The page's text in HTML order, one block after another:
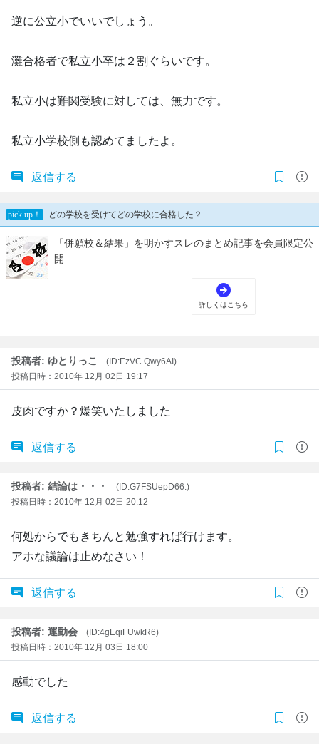
逆に公立小でいいでしょう。
灘合格者で私立小卒は２割ぐらいです。
私立小は難関受験に対しては、無力です。
私立小学校側も認めてましたよ。
返信する
投稿者: ゆとりっこ
(ID:EzVC.Qwy6AI)
投稿日時：2010年 12月 02日 19:17
皮肉ですか？爆笑いたしました
返信する
投稿者: 結論は・・・
(ID:G7FSUepD66.)
投稿日時：2010年 12月 02日 20:12
何処からでもきちんと勉強すれば行けます。
アホな議論は止めなさい！
返信する
投稿者: 運動会
(ID:4gEqiFUwkR6)
投稿日時：2010年 12月 03日 18:00
感動でした
返信する